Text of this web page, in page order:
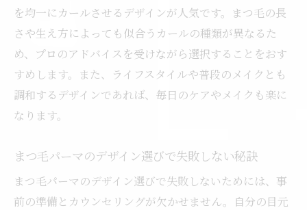
を均一にカールさせるデザインが人気です。まつ毛の長
さや生え方によっても似合うカールの種類が異なるた
め、プロのアドバイスを受けながら選択することをおす
すめします。また、ライフスタイルや普段のメイクとも
調和するデザインであれば、毎日のケアやメイクも楽に
なります。
まつ毛パーマのデザイン選びで失敗しない秘訣
まつ毛パーマのデザイン選びで失敗しないためには、事
前の準備とカウンセリングが欠かせません。自分の目元